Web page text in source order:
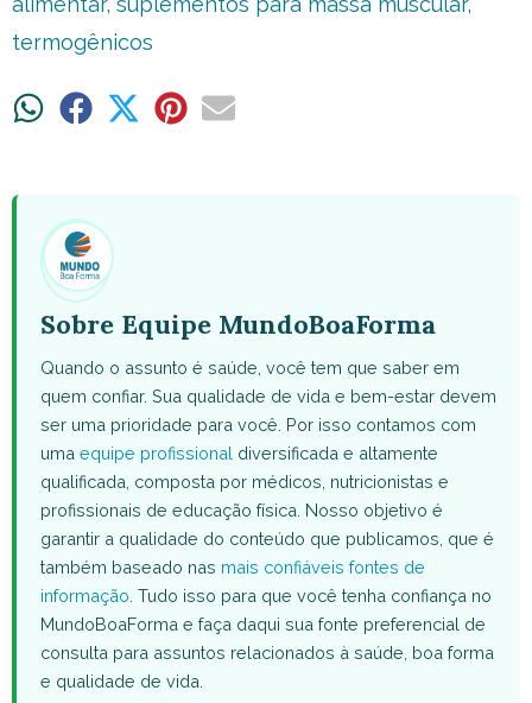
termogênicos
ShareShare ShareShareShare
Sobre Equipe MundoBoaForma
Quando o assunto é saúde, você tem que saber em
quem confiar. Sua qualidade de vida e bem-estar devem
ser uma prioridade para você. Por isso contamos com
uma equipe profissional diversificada e altamente
qualificada, composta por médicos, nutricionistas e
profissionais de educação física. Nosso objetivo é
garantir a qualidade do conteúdo que publicamos, que é
também baseado nas mais confiáveis fontes de
informação . Tudo isso para que você tenha confiança no
MundoBoaForma e faça daqui sua fonte preferencial de
consulta para assuntos relacionados à saúde, boa forma
e qualidade de vida.